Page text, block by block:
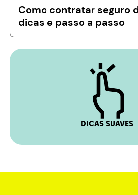
Como contratar seguro
dicas e passo a passo
DICAS SUAVES